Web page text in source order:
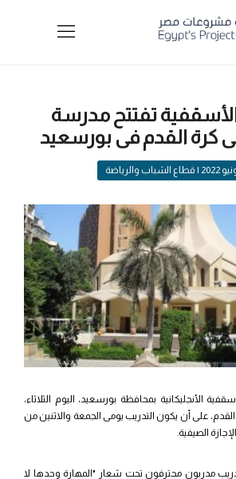
تفتتح مدرسة
كرة القدم فى بورسعيد
| قطاع الشباب والرياضة
الأنجليكانية بمحافظة بورسعيد، اليوم الثلاثاء،
على أن يكون التدريب يومى الجمعة والاثنين من
الصيفية.
مدربون محترفون تحت شعار "المهارة وحدها لا